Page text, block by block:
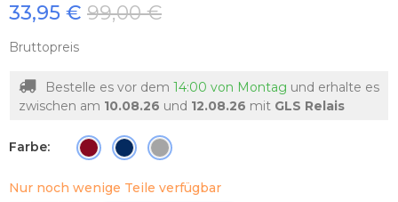
33,95 € 99,00 €
Bruttopreis
Bestelle es vor dem 14:00 von Montag und erhalte es
zwischen am 10.08.26 und 12.08.26 mit GLS Relais
Farbe
Nur noch wenige Teile verfügbar